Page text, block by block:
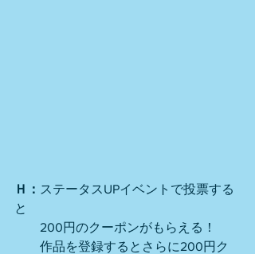
Ｈ： ステータスUPイベントで投票する
と
200円のクーポンがもらえる！
作品を登録するとさらに200円ク